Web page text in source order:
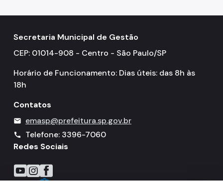
Secretaria Municipal de Gestão
CEP: 01014-908 - Centro - São Paulo/SP
Horário de Funcionamento: Dias úteis: das 8h às
18h
Contatos
mail emasp@prefeitura.sp.gov.br
call
Telefone: 3396-7060
Redes Sociais
Icone do YouTube
Icone do Instagram
Icone do Facebook